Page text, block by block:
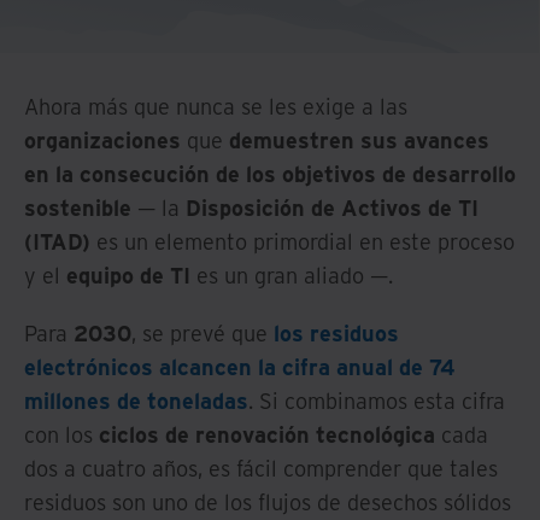
Ahora más que nunca se les exige a las
organizaciones que demuestren sus avances
en la consecución de los objetivos de desarrollo
sostenible — la Disposición de Activos de TI
(ITAD) es un elemento primordial en este proceso
y el equipo de TI es un gran aliado —.
Para 2030, se prevé que los residuos
electrónicos alcancen la cifra anual de 74
millones de toneladas. Si combinamos esta cifra
con los ciclos de renovación tecnológica cada
dos a cuatro años, es fácil comprender que tales
residuos son uno de los flujos de desechos sólidos